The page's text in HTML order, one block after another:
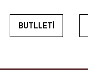
BUTLLETÍ